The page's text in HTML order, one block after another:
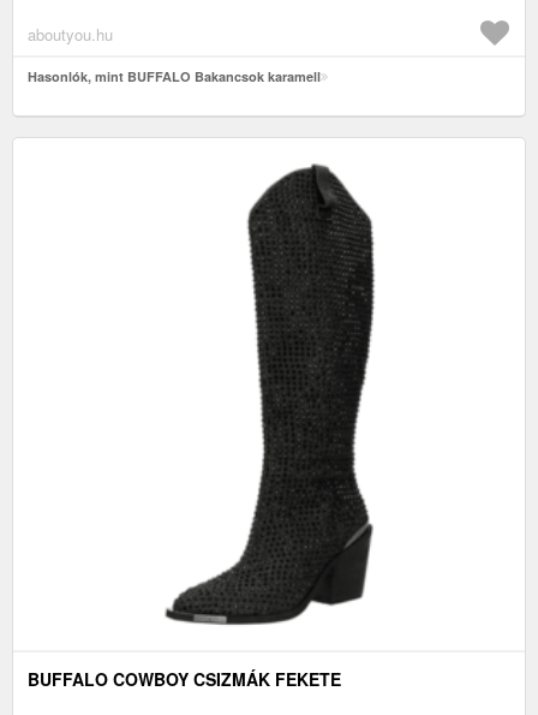
aboutyou.hu
Hasonlók, mint BUFFALO Bakancsok karamell
BUFFALO COWBOY CSIZMÁK FEKETE